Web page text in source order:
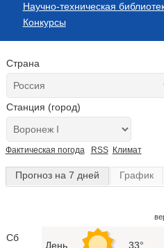
Научно-техническая
Конкурсы
Страна
Станция (город)
Фактическая погода RSS Климат
Прогноз на 7 дней График
Сб
День 33°